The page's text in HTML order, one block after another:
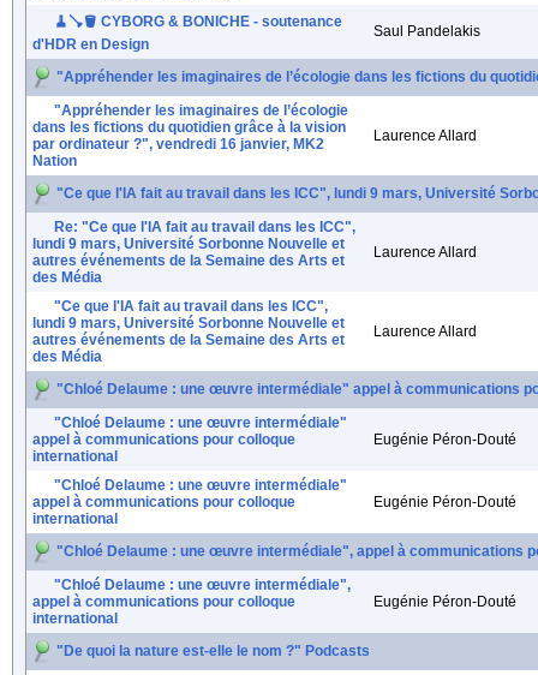
🧹🪠🪣 CYBORG & BONICHE - soutenance
d'HDR en Design
Saul Pandelakis
"Appréhender les imaginaires de l’écologie dans les fictions du
"Appréhender les imaginaires de l’écologie
dans les fictions du quotidien grâce à la vision
par ordinateur ?", vendredi 16 janvier, MK2
Nation
Laurence Allard
"Ce que l'IA fait au travail dans les ICC", lundi 9 mars, Université
Re: "Ce que l'IA fait au travail dans les ICC",
lundi 9 mars, Université Sorbonne Nouvelle et
autres événements de la Semaine des Arts et
des Média
Laurence Allard
"Ce que l'IA fait au travail dans les ICC",
lundi 9 mars, Université Sorbonne Nouvelle et
autres événements de la Semaine des Arts et
des Média
Laurence Allard
"Chloé Delaume : une œuvre intermédiale" appel à communications
"Chloé Delaume : une œuvre intermédiale"
appel à communications pour colloque
international
Eugénie Péron-Douté
"Chloé Delaume : une œuvre intermédiale"
appel à communications pour colloque
international
Eugénie Péron-Douté
"Chloé Delaume : une œuvre intermédiale", appel à communications
"Chloé Delaume : une œuvre intermédiale",
appel à communications pour colloque
international
Eugénie Péron-Douté
"De quoi la nature est-elle le nom ?" Podcasts